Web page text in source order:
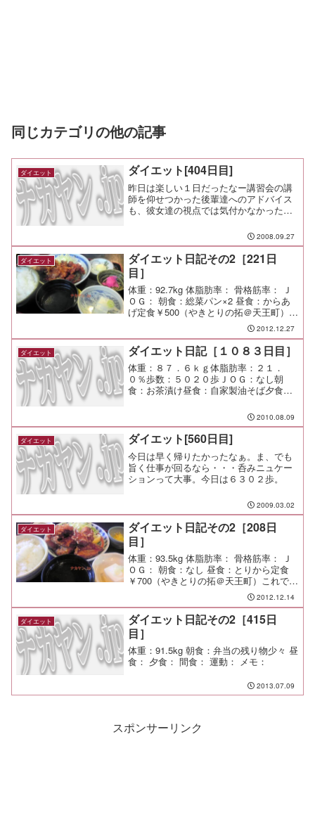
同じカテゴリの他の記事
ダイエット ダイエット[404日目]
昨日は楽しい１日だったなー講習会の講
師を仰せつかった後輩達へのアドバイス
も、彼女達の視点では気付かなかった方
た。午後の講習会も喜んでもらえたよう
だ。 普段キーボードを叩く仕事の彼等
から見ると、様々な道具を...
2008.09.27
ダイエット
ダイエット日記その2［221日
目］
体重：92.7kg 体脂肪率： 骨格筋率： Ｊ
ＯＧ： 朝食：総菜パン×2 昼食：からあ
げ定食￥500（やきとりの拓＠天王町）今
日は定食￥500の日！！ 夕食： 間食： メ
2012.12.27
ダイエット ダイエット日記［１０８３日目］
体重：８７．６ｋｇ体脂肪率：２１．
０％歩数：５０２０歩ＪＯＧ：なし朝
食：お茶漬け昼食：自家製油そば夕食：
そばは家族に大好評だった！ 醤油、オ
イスターソース、味醂、味覇、ゴマ
油。 お好みによりお酢とラー油。...
2010.08.09
ダイエット ダイエット[560日目]
今日は早く帰りたかったなぁ。ま、でも
旨く仕事が回るなら・・・呑みニュケー
ションって大事。今日は６３０２歩。
2009.03.02
ダイエット
ダイエット日記その2［208日
目］
体重：93.5kg 体脂肪率： 骨格筋率： Ｊ
ＯＧ： 朝食：なし 昼食：とりから定食
￥700（やきとりの拓＠天王町）これで普
通の分量。この上にメガとかテラがある
んだけど、そんなの無理。 でも、結構
メガを頼んでいる人がいるんだよな。す
ごい。 ...
2012.12.14
ダイエット
ダイエット日記その2［415日
目］
体重：91.5kg 朝食：弁当の残り物少々 昼
食： 夕食： 間食： 運動： メモ：
2013.07.09
スポンサーリンク